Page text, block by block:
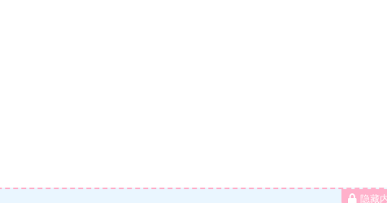
隐藏